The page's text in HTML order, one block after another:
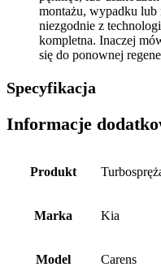
montażu, wypadku lub
niezgodnie z
kompletna. Inaczej
się do ponownej
Specyfikacja
Informacje
Produkt
Marka Kia
Model Carens